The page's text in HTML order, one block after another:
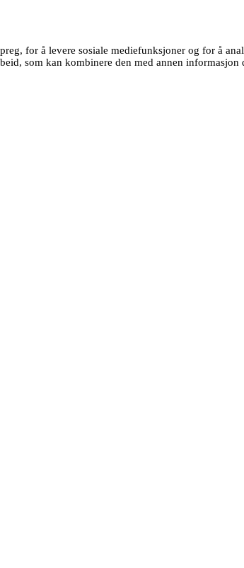
for å levere sosiale mediefunksjoner og for å
som kan kombinere den med annen